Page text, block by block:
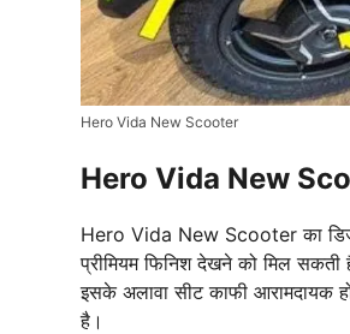
Hero Vida New Scooter
Hero Vida New
Hero Vida New Scooter का
प्रीमियम फिनिश देखने को मिल
इसके अलावा सीट काफी आरामदायक
है।